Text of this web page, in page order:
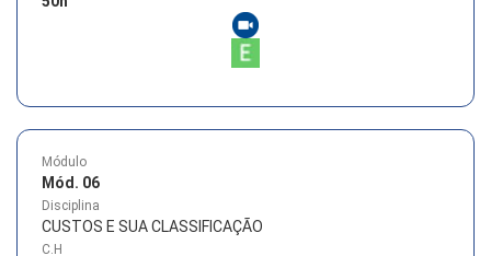
Módulo
Mód. 06
Disciplina
CUSTOS E SUA CLASSIFICAÇÃO
C.H